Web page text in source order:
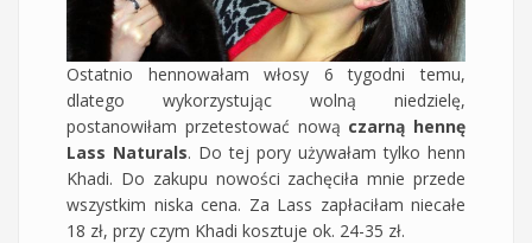
Ostatnio hennowałam włosy 6 tygodni temu,
dlatego wykorzystując wolną niedzielę,
postanowiłam przetestować nową czarną hennę
Lass Naturals. Do tej pory używałam tylko henn
Khadi. Do zakupu nowości zachęciła mnie przede
wszystkim niska cena. Za Lass zapłaciłam niecałe
18 zł, przy czym Khadi kosztuje ok. 24-35 zł.